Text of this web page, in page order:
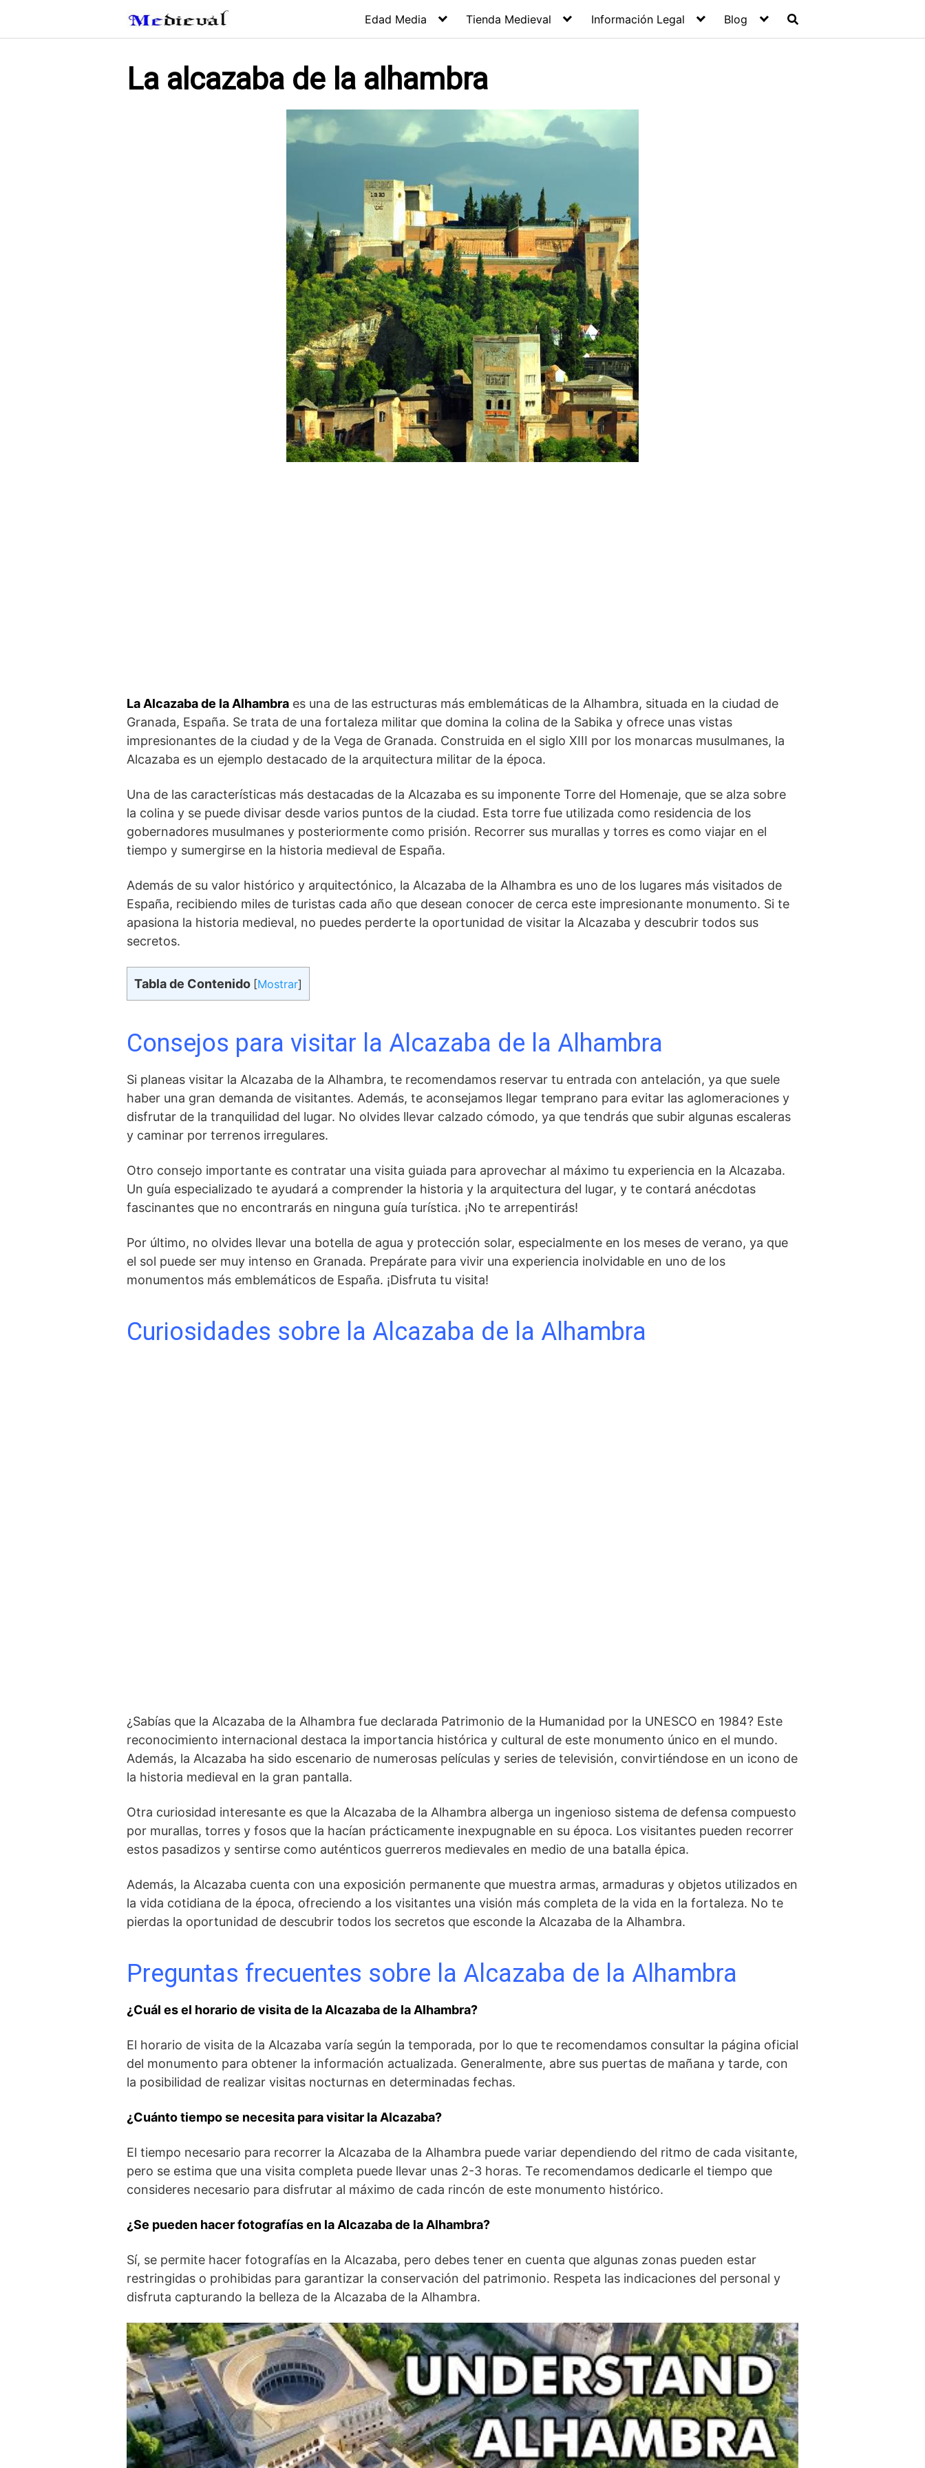
contenido
Edad Media Tienda Medieval Información Legal Blog
La alcazaba de la alhambra
La Alcazaba de la Alhambra es una de⁣ las estructuras ‍más emblemáticas de la​ Alhambra,​ situada⁢ en la ciudad de
Granada, ​España. Se trata de una fortaleza militar que domina la colina de la Sabika y ofrece unas vistas
impresionantes de la ciudad y de la⁢ Vega de Granada. Construida en el siglo ‍XIII por los monarcas musulmanes,⁤ la
Alcazaba es un ejemplo destacado de la arquitectura militar de la época.
Una de las características más ⁣destacadas de la ‌Alcazaba es su imponente Torre del Homenaje, que se alza ⁣sobre
la⁤ colina y se puede divisar desde varios ‌puntos de la ciudad. ​Esta torre fue utilizada como residencia de los
gobernadores musulmanes y posteriormente como prisión. Recorrer sus murallas ⁤y⁢ torres es como viajar en ⁣el
tiempo y sumergirse en la historia‍ medieval ​de⁤ España.
Además de⁢ su valor⁤ histórico y arquitectónico, la Alcazaba ⁣de la⁤ Alhambra es uno de los lugares ⁤más visitados de‍
España, recibiendo miles​ de turistas cada ‌año⁤ que desean conocer de cerca este impresionante monumento. Si te
apasiona​ la historia medieval,⁤ no puedes perderte la oportunidad de visitar la Alcazaba⁤ y descubrir todos sus
secretos.
Tabla de Contenido [Mostrar]
Consejos para visitar la Alcazaba de la Alhambra
Si planeas visitar la Alcazaba de la Alhambra, te recomendamos reservar tu entrada con antelación, ya que⁣ suele
haber una gran ​demanda de ⁣visitantes. Además, te aconsejamos llegar temprano ⁢para evitar las aglomeraciones y
disfrutar de la tranquilidad del⁣ lugar. No olvides llevar calzado cómodo, ya que tendrás que subir algunas escaleras
y caminar por terrenos irregulares.
Otro consejo importante es contratar una‍ visita guiada para aprovechar al máximo tu experiencia en la Alcazaba.
Un guía especializado⁢ te ayudará a comprender​ la historia y la arquitectura‍ del ‍lugar, y te contará anécdotas
fascinantes que no encontrarás en ninguna ⁤guía turística. ¡No ⁣te arrepentirás!
Por ‌último, no ​olvides llevar una⁤ botella ​de agua y protección solar, especialmente en los meses‍ de verano, ⁢ya que
el sol puede ser muy intenso en ⁤Granada.⁤ Prepárate para vivir una experiencia inolvidable en uno de los
monumentos más emblemáticos de España. ‌¡Disfruta tu visita!
Curiosidades sobre la Alcazaba de la Alhambra
¿Sabías que la ⁣Alcazaba de la Alhambra fue declarada Patrimonio de‌ la ⁣Humanidad por la UNESCO en 1984? Este
reconocimiento​ internacional destaca⁤ la importancia histórica‌ y‌ cultural de este ​monumento único en el mundo.
Además, la Alcazaba ha ​sido escenario de numerosas películas y series ​de televisión, convirtiéndose en un icono de
la historia medieval en ⁤la​ gran pantalla.
Otra⁤ curiosidad ⁤interesante es que la Alcazaba de la Alhambra alberga un ingenioso sistema de defensa compuesto
por murallas, torres y fosos que la hacían prácticamente inexpugnable en ‌su época. Los visitantes pueden recorrer
⁢estos pasadizos y sentirse ⁢como auténticos guerreros medievales ⁢en medio de una batalla épica.
Además, la Alcazaba cuenta con ⁤una exposición permanente que muestra‌ armas, armaduras y objetos utilizados en
la ⁣vida cotidiana de ⁤la época, ofreciendo a los visitantes una visión más completa de la vida en la fortaleza. No te
pierdas la oportunidad de descubrir todos los secretos que esconde la Alcazaba de la Alhambra.
Preguntas frecuentes sobre ⁣la Alcazaba de la Alhambra
¿Cuál es el horario de visita de la Alcazaba de ‍la Alhambra?
El horario de visita de la Alcazaba varía según⁤ la temporada, por lo que ⁤te recomendamos consultar la página oficial
del monumento para obtener la ⁣información actualizada. Generalmente, abre​ sus puertas de ⁤mañana y tarde, con
la posibilidad de realizar visitas nocturnas en determinadas fechas.
¿Cuánto​ tiempo se necesita para visitar la Alcazaba?
El tiempo necesario para recorrer la Alcazaba​ de la Alhambra puede variar dependiendo ⁣del ritmo de​ cada visitante,
pero se estima ⁢que una visita completa puede llevar unas ‌2-3 horas. Te recomendamos ‌dedicarle⁣ el tiempo que​
consideres necesario​ para disfrutar al máximo de cada rincón‌ de este monumento histórico.
¿Se pueden hacer fotografías en la Alcazaba de la Alhambra?
Sí, se permite hacer fotografías en la Alcazaba, pero debes tener ⁢en cuenta que algunas zonas pueden estar
restringidas o prohibidas para garantizar la conservación ‍del patrimonio. Respeta las indicaciones del personal ‌y
disfruta capturando la belleza de la Alcazaba de la Alhambra.